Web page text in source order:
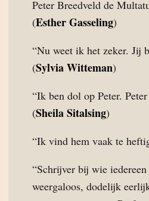
Peter Breedveld de
(Esther Gasseling)
“Nu weet ik het zeker. Jij
(Sylvia Witteman)
“Ik ben dol op Peter.
(Sheila Sitalsing)
“Ik vind hem vaak te
“Schrijver bij wie
weergaloos, dodelijk